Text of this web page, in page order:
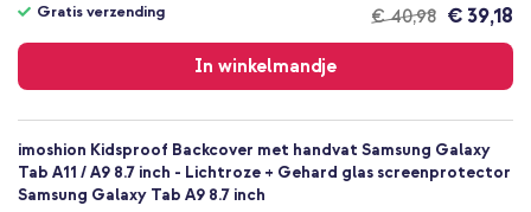
€ 40,98
Gratis verzending € 39,18
In winkelmandje
verzending
imoshion Kidsproof Backcover met handvat Samsung Galaxy
Tab A11 / A9 8.7 inch - Lichtroze + Gehard glas screenprotector
Samsung Galaxy Tab A9 8.7 inch